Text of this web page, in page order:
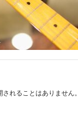
れることはありません。